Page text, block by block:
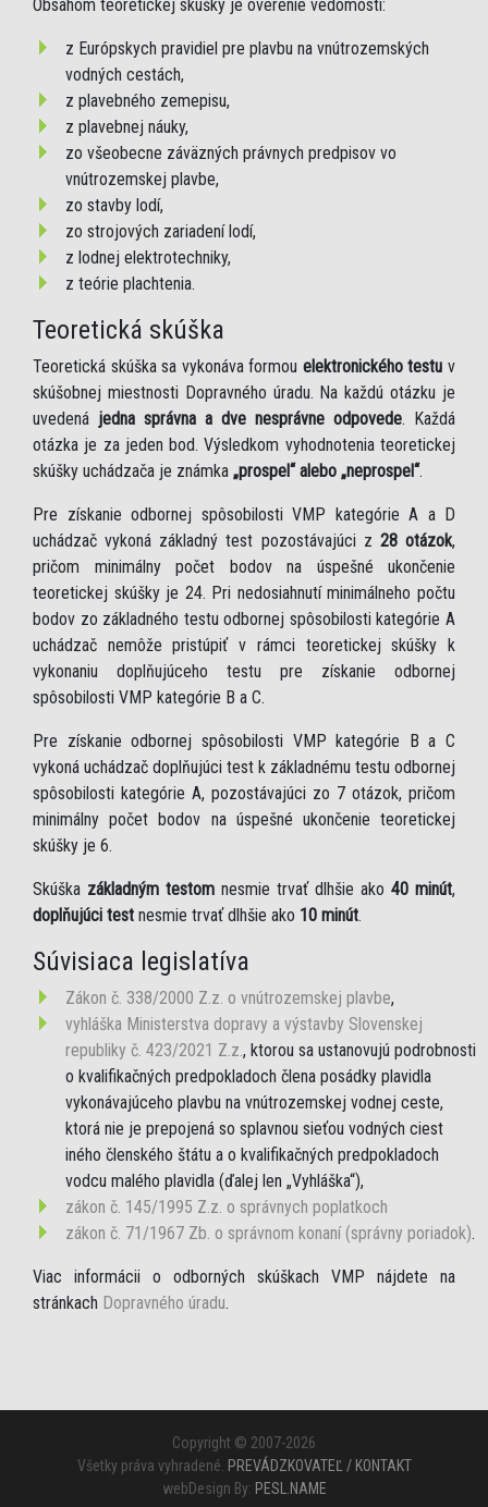
Obsahom teoretickej skúšky je overenie vedomostí:
z Európskych pravidiel pre plavbu na vnútrozemských
vodných cestách,
z plavebného zemepisu,
z plavebnej náuky,
zo všeobecne záväzných právnych predpisov vo
vnútrozemskej plavbe,
zo stavby lodí,
zo strojových zariadení lodí,
z lodnej elektrotechniky,
z teórie plachtenia.
Teoretická skúška
Teoretická skúška sa vykonáva formou elektronického testu v
skúšobnej miestnosti Dopravného úradu. Na každú otázku je
uvedená jedna správna a dve nesprávne odpovede. Každá
otázka je za jeden bod. Výsledkom vyhodnotenia teoretickej
skúšky uchádzača je známka „prospel“ alebo „neprospel“.
Pre získanie odbornej spôsobilosti VMP kategórie A a D
uchádzač vykoná základný test pozostávajúci z 28 otázok,
pričom minimálny počet bodov na úspešné ukončenie
teoretickej skúšky je 24. Pri nedosiahnutí minimálneho počtu
bodov zo základného testu odbornej spôsobilosti kategórie A
uchádzač nemôže pristúpiť v rámci teoretickej skúšky k
vykonaniu doplňujúceho testu pre získanie odbornej
spôsobilosti VMP kategórie B a C.
Pre získanie odbornej spôsobilosti VMP kategórie B a C
vykoná uchádzač doplňujúci test k základnému testu odbornej
spôsobilosti kategórie A, pozostávajúci zo 7 otázok, pričom
minimálny počet bodov na úspešné ukončenie teoretickej
skúšky je 6.
Skúška základným testom nesmie trvať dlhšie ako 40 minút,
doplňujúci test nesmie trvať dlhšie ako 10 minút.
Súvisiaca legislatíva
Zákon č. 338/2000 Z.z. o vnútrozemskej plavbe,
vyhláška Ministerstva dopravy a výstavby Slovenskej
republiky č. 423/2021 Z.z., ktorou sa ustanovujú podrobnosti
o kvalifikačných predpokladoch člena posádky plavidla
vykonávajúceho plavbu na vnútrozemskej vodnej ceste,
ktorá nie je prepojená so splavnou sieťou vodných ciest
iného členského štátu a o kvalifikačných predpokladoch
vodcu malého plavidla (ďalej len „Vyhláška“),
zákon č. 145/1995 Z.z. o správnych poplatkoch
zákon č. 71/1967 Zb. o správnom konaní (správny poriadok).
Viac informácii o odborných skúškach VMP nájdete na
stránkach Dopravného úradu.
Copyright © 2007-2026
Všetky práva vyhradené. PREVÁDZKOVATEĽ / KONTAKT
webDesign By: PESL.NAME